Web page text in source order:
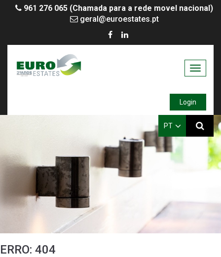
961 276 065 (Chamada para a rede movel nacional)
geral@euroestates.pt
Toggle
Login
PT
ERRO: 404